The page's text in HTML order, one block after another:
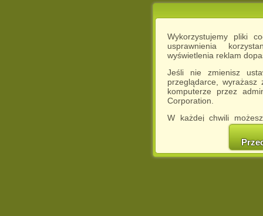
Wykorzystujemy pliki
usprawnienia
wyświetlenia reklam
Jeśli nie zmienisz
przeglądarce,
komputerze przez
Corporation.
W każdej chwili
cookies w swojej
w naszej
http://chomikuj.pl/